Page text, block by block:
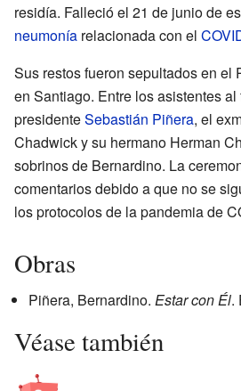
residía. Falleció el 21 de junio de
neumonía relacionada con el
Sus restos fueron sepultados en el
en Santiago. Entre los asistentes
presidenteSebastián Piñera, el
Chadwick y su hermano Herman
sobrinos de Bernardino. La
comentarios debido a que no se
los protocolos de la pandemia de
Obras
Piñera, Bernardino. Estar con Él.
Véase también